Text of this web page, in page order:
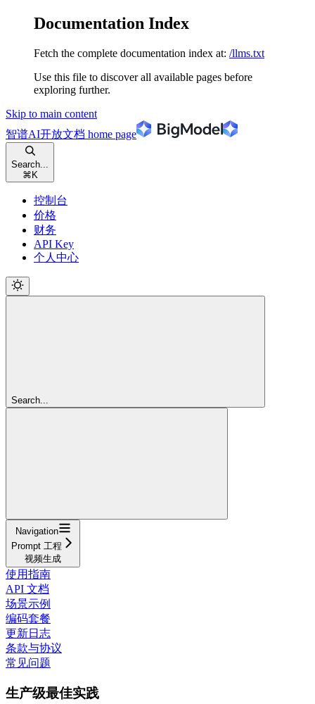
Documentation Index
Fetch the complete documentation index at: /llms.txt
Use this file to discover all available pages before
exploring further.
Skip to main content
智谱AI开放文档 home page
Search...
⌘ K
控制台
价格
财务
API Key
个人中心
Search...
Navigation
Prompt 工程
视频生成
使用指南
API 文档
场景示例
编码套餐
更新日志
条款与协议
常见问题
生产级最佳实践